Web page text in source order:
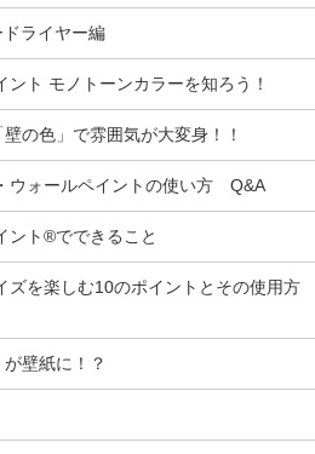
ライヤー編
ト モノトーンカラーを知ろう！
の色」で雰囲気が大変身！！
ウォールペイントの使い方 Q&A
ント®でできること
ズを楽しむ10のポイントとその使用方
壁紙に！？